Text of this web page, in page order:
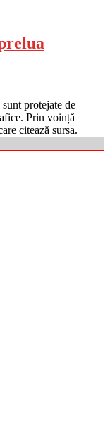
protejate de
Prin voință
citează sursa.